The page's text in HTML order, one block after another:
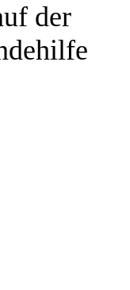
der